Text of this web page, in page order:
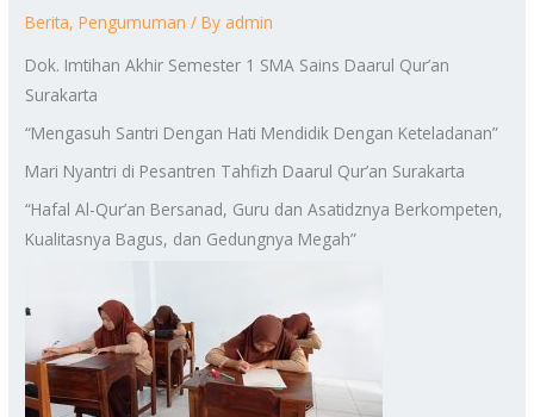
Berita,Pengumuman / By admin
Dok. Imtihan Akhir Semester 1 SMA Sains Daarul Qur’an
Surakarta
“Mengasuh Santri Dengan Hati Mendidik Dengan Keteladanan”
Mari Nyantri di Pesantren Tahfizh Daarul Qur’an Surakarta
“Hafal Al-Qur’an Bersanad, Guru dan Asatidznya Berkompeten,
Kualitasnya Bagus, dan Gedungnya Megah”